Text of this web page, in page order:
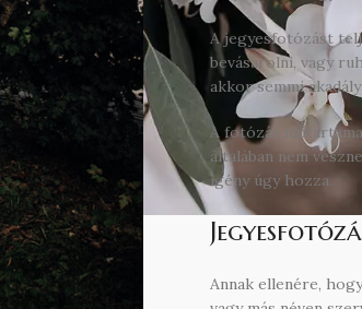
A jegyesfotózást
bevásárolni, vagy
akkor semmi
A fotózás
általában nem
igény úgy hozza.
Annak ellenére,